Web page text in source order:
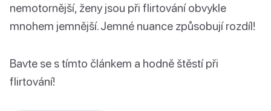
nemotornější, ženy jsou při flirtování obvykle
mnohem jemnější. Jemné nuance způsobují rozdíl!
Bavte se s tímto článkem a hodně štěstí při
flirtování!